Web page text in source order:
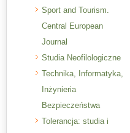
Sport and Tourism.
Central European
Journal
Studia Neofilologiczne
Technika, Informatyka,
Inżynieria
Bezpieczeństwa
Tolerancja: studia i